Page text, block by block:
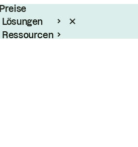
Preise
Lösungen
Ressourcen